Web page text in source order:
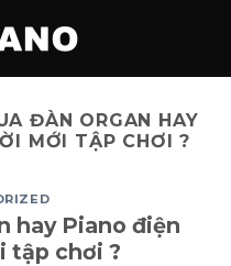
ĐÀN ORGAN HAY
MỚI TẬP CHƠI ?
hay Piano điện
tập chơi ?